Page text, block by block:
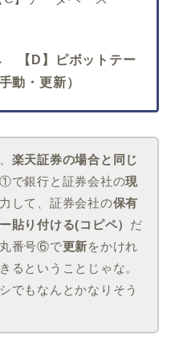
D】ピボットテー
動・更新）
楽天証券の場合と同じ
で銀行と証券会社の現
して、証券会社の保有
貼り付ける(コピペ） だ
番号⑥で更新をかけれ
るということじゃな。
でもなんとかなりそう